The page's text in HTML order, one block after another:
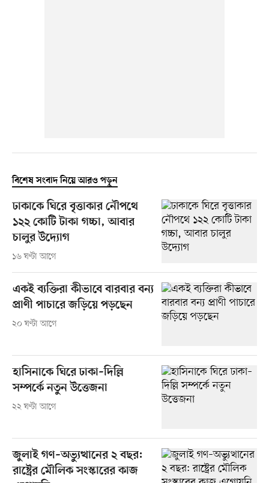
বিশেষ সংবাদ নিয়ে আরও পড়ুন
ঢাকাকে ঘিরে বৃত্তাকার নৌপথে
১২২ কোটি টাকা গচ্চা, আবার
চালুর উদ্যোগ
১৬ ঘণ্টা আগে
একই ব্যক্তিরা কীভাবে বারবার বন্য
প্রাণী পাচারে জড়িয়ে পড়ছেন
২০ ঘণ্টা আগে
হাসিনাকে ঘিরে ঢাকা–দিল্লি
সম্পর্কে নতুন উত্তেজনা
২২ ঘণ্টা আগে
জুলাই গণ–অভ্যুত্থানের ২ বছর:
রাষ্ট্রের মৌলিক সংস্কারের কাজ